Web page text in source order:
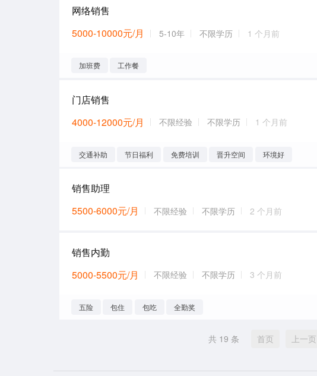
网络销售
5000-10000元/月
5-10年 不限学历 1 个月前
加班费 工作餐
门店销售
4000-12000元/月
不限经验 不限学历 1 个月前
交通补助 节日福利 免费培训 晋升空间 环境好
销售助理
5500-6000元/月
不限经验 不限学历 2 个月前
销售内勤
5000-5500元/月
不限经验 不限学历 3 个月前
五险 包住 包吃 全勤奖
共 19 条 首页 上一页